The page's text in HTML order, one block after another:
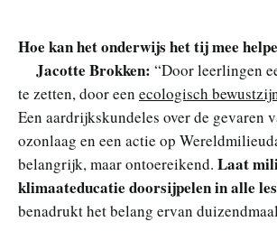
Hoe kan het onderwijs het tij mee
Jacotte Brokken: “Door leerlingen
te zetten, door een ecologisch
Een aardrijkskundeles over de gevaren
ozonlaag en een actie op
belangrijk, maar ontoereikend. Laat
klimaateducatie doorsijpelen in alle
benadrukt het belang ervan